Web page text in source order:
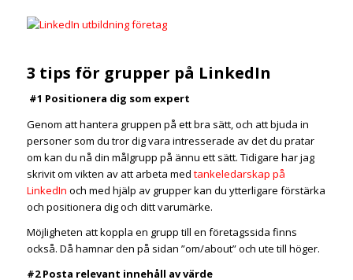
3 tips för grupper på LinkedIn
#1 Positionera dig som expert
Genom att hantera gruppen på ett bra sätt, och att bjuda in
personer som du tror dig vara intresserade av det du pratar
om kan du nå din målgrupp på ännu ett sätt. Tidigare har jag
skrivit om vikten av att arbeta med tankeledarskap på
LinkedIn och med hjälp av grupper kan du ytterligare förstärka
och positionera dig och ditt varumärke.
Möjligheten att koppla en grupp till en företagssida finns
också. Då hamnar den på sidan ”om/about” och ute till höger.
#2 Posta relevant innehåll av värde